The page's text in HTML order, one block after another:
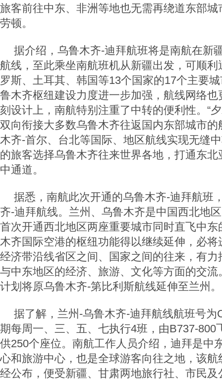
旅客前往中东、非洲等地也无需再绕道东部
劳顿。
据介绍，乌鲁木齐-迪拜航班将是南航在新
航线，至此乘坐南航班机从新疆出发，可顺
罗斯、土耳其、韩国等13个国家的17个主要
鲁木齐枢纽建设力度进一步加强，航线网络
刻设计上，南航特别注重了中转的便利性。“
双向衔接大多数乌鲁木齐往返国内东部城市
木齐-首尔、台北等国际、地区航线实现无缝
的旅客选择乌鲁木齐往来世界各地，打通东
中通道。
据悉，南航此次开通的乌鲁木齐-迪拜航班
齐-迪拜航线。兰州、乌鲁木齐是中国西北地
首次开通西北地区两座重要城市同时直飞中
木齐国际空港的枢纽功能得以继续延伸，必
经济带沿线省区之间、国家之间的往来，有
与中东地区的经济、旅游、文化等方面的交
计划将原乌鲁木齐-第比利斯航线延伸至兰州。
据了解，兰州-乌鲁木齐-迪拜航线航班号为
期每周一、三、五、七执行4班，由B737-800
供250个座位。南航工作人员介绍，迪拜是中
心和旅游中心，也是全球游客向往之地，该
经公布，便受新疆、甘肃两地旅行社、市民